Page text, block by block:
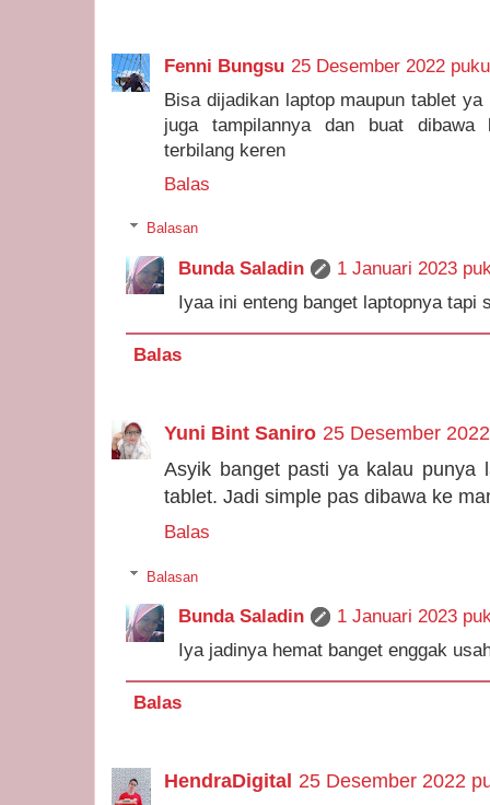
Fenni Bungsu 25 Desember 2022
Bisa dijadikan laptop maupun tablet
juga tampilannya dan buat dibawa
terbilang keren
Balas
Balasan
Bunda Saladin
1 Januari 2023
Iyaa ini enteng banget laptopnya tapi
Balas
Yuni Bint Saniro 25 Desember
Asyik banget pasti ya kalau punya
tablet. Jadi simple pas dibawa ke
Balas
Balasan
Bunda Saladin
1 Januari 2023
Iya jadinya hemat banget enggak
Balas
HendraDigital 25 Desember 2022